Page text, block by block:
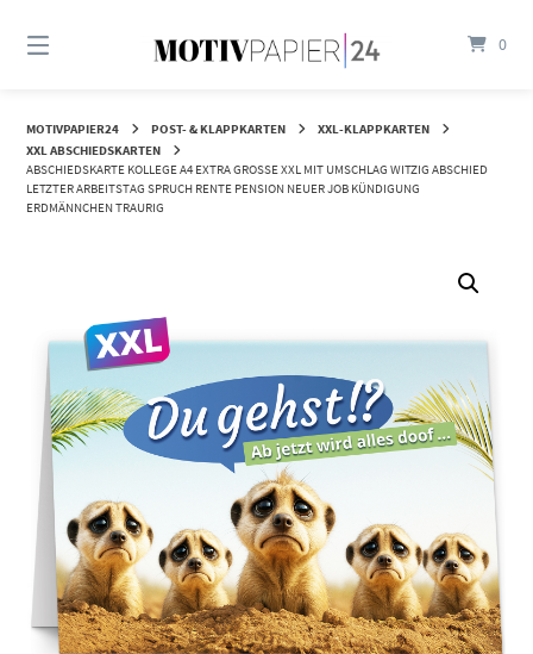
zum
0
MOTIVPAPIER24 POST- & KLAPPKARTEN
XXL-KLAPPKARTEN
XXL ABSCHIEDSKARTEN
ABSCHIEDSKARTE KOLLEGE A4 EXTRA GROSSE XXL MIT UMSCHLAG WITZIG ABSCHIED L
ETZTER ARBEITSTAG SPRUCH RENTE PENSION NEUER JOB KÜNDIGUNG E
RDMÄNNCHEN TRAURIG